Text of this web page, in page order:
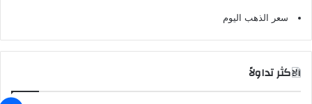
سعر الذهب اليوم
الاكثر تداولاً